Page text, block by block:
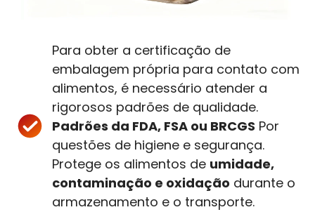
Para obter a certificação de
embalagem própria para contato com
alimentos, é necessário atender a
rigorosos padrões de qualidade.
Padrões da FDA, FSA ou BRCGS Por
questões de higiene e segurança.
Protege os alimentos de umidade,
contaminação e oxidação durante o
armazenamento e o transporte.